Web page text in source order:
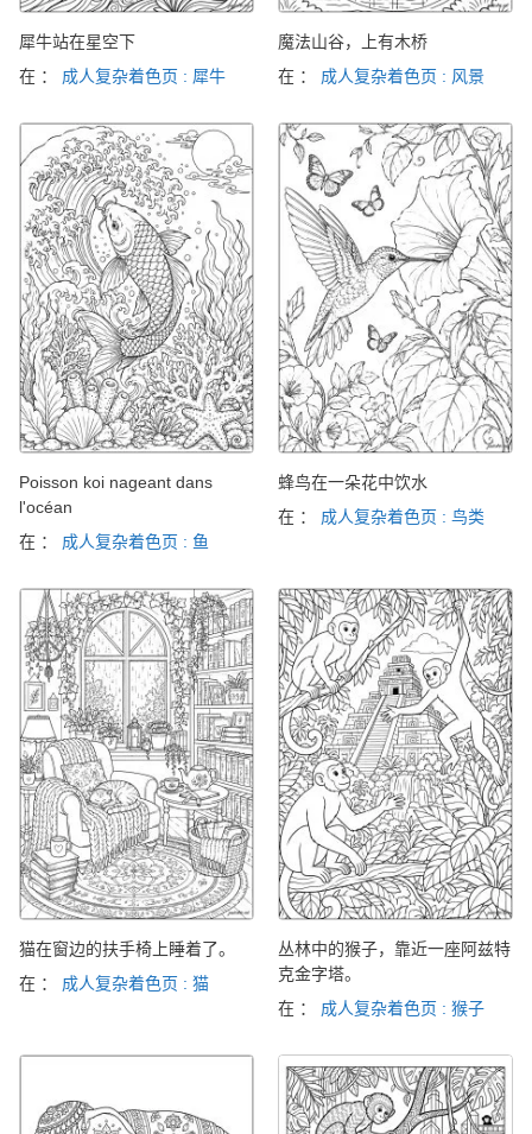
犀牛站在星空下
在 ： 成人复杂着色页 : 犀牛
魔法山谷，上有木桥
在 ： 成人复杂着色页 : 风景
Poisson koi nageant dans
l'océan
在 ： 成人复杂着色页 : 鱼
蜂鸟在一朵花中饮水
在 ： 成人复杂着色页 : 鸟类
猫在窗边的扶手椅上睡着了。
在 ： 成人复杂着色页 : 猫
丛林中的猴子，靠近一座阿兹特
克金字塔。
在 ： 成人复杂着色页 : 猴子